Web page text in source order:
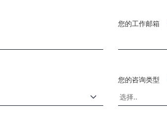
您的工作邮箱
您的咨询类型